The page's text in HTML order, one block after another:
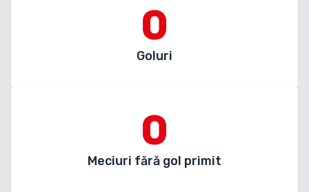
0
Goluri
0
Meciuri fără gol primit